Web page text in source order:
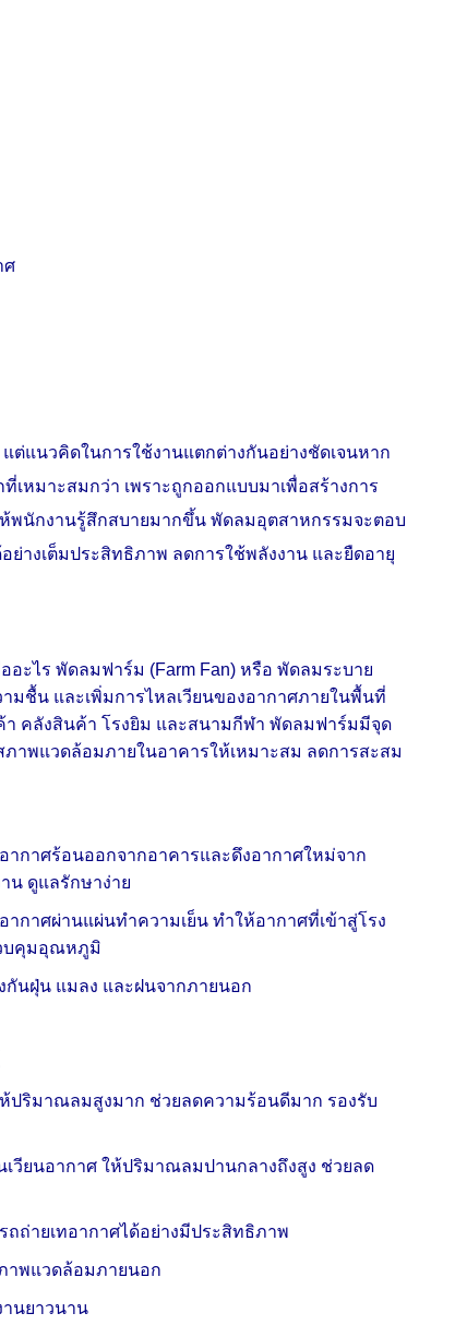
ศ
แนวคิดในการใช้งานแตกต่างกันอย่างชัดเจนหาก
หมาะสมกว่า เพราะถูกออกแบบมาเพื่อสร้างการ
พนักงานรู้สึกสบายมากขึ้น พัดลมอุตสาหกรรมจะตอบ
ย่างเต็มประสิทธิภาพ ลดการใช้พลังงาน และยืดอายุ
อะไร พัดลมฟาร์ม (Farm Fan) หรือ พัดลมระบาย
ชื้น และเพิ่มการไหลเวียนของอากาศภายในพื้นที่
คลังสินค้า โรงยิม และสนามกีฬา พัดลมฟาร์มมีจุด
าพแวดล้อมภายในอาคารให้เหมาะสม ลดการสะสม
กาศร้อนออกจากอาคารและดึงอากาศใหม่จาก
น ดูแลรักษาง่าย
กาศผ่านแผ่นทำความเย็น ทำให้อากาศที่เข้าสู่โรง
วบคุมอุณหภูมิ
กันฝุ่น แมลง และฝนจากภายนอก
ปริมาณลมสูงมาก ช่วยลดความร้อนดีมาก รองรับ
วียนอากาศ ให้ปริมาณลมปานกลางถึงสูง ช่วยลด
ถ่ายเทอากาศได้อย่างมีประสิทธิภาพ
าพแวดล้อมภายนอก
นยาวนาน